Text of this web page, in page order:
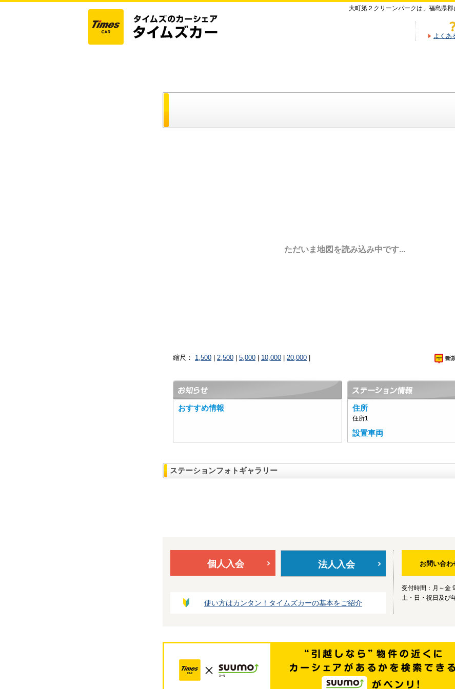
大町第２クリーンパークは、福島県
よくあ
ただいま地図を読み込み中です...
縮尺： 1,500 2,500 5,000 10,000 20,000
おすすめ情報 住所
住所1
設置車両
ステーションフォトギャラリー
個人入会 法人入会
使い方はカンタン！タイムズカーの基本をご紹介
お問い合
受付時間：月～金
土・日・祝日及び